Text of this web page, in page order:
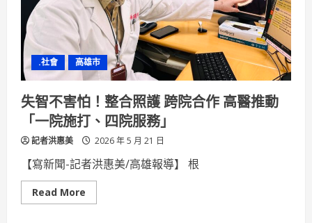
保
大
使」
用
行
動
支
持
「以
認
養
代
購
買」
.社會 高雄市
失智不害怕！整合照護 跨院合作 高醫推動
「一院施打、四院服務」
記者洪惠美 2026 年 5 月 21 日
【寫新聞-記者洪惠美/高雄報導】 根
Read More
more